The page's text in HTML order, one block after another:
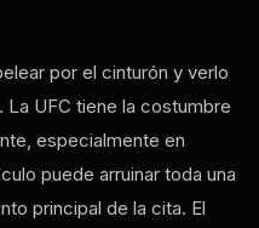
por el cinturón y verlo
UFC tiene la costumbre
especialmente en
puede arruinar toda una
principal de la cita. El